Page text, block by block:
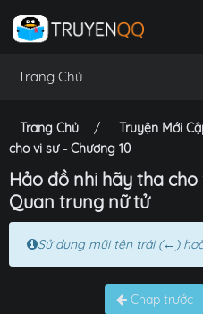
Trang Chủ
Trang Chủ Truyện Mới
cho vi sư - Chương 10
Hảo đồ nhi hãy tha cho
Quan trung nữ tử
Sử dụng mũi tên trái (←)
Chap trước